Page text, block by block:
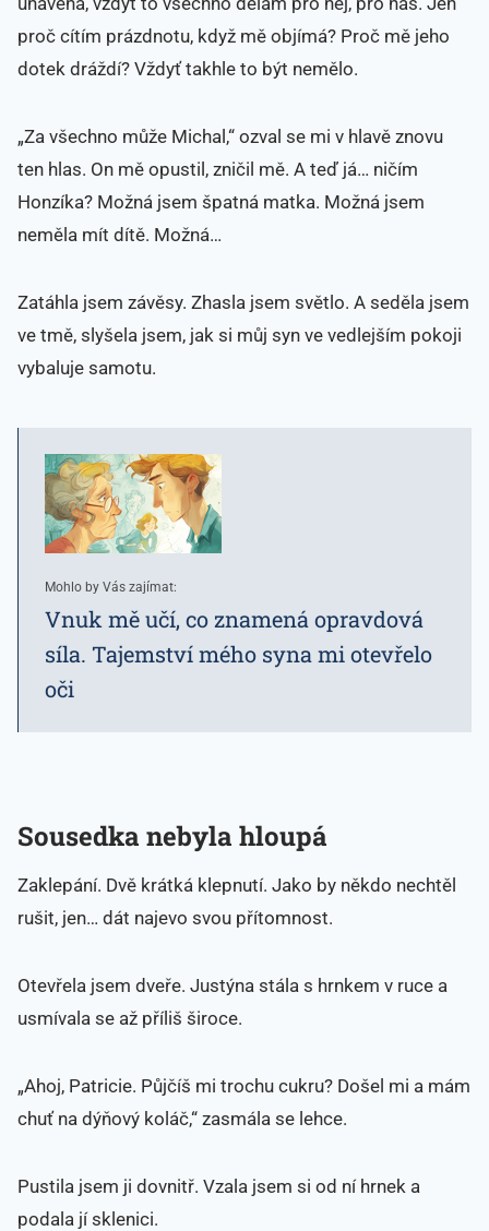
proč cítím prázdnotu, když mě objímá? Proč mě jeho
dotek dráždí? Vždyť takhle to být nemělo.
„Za všechno může Michal,“ ozval se mi v hlavě znovu
ten hlas. On mě opustil, zničil mě. A teď já… ničím
Honzíka? Možná jsem špatná matka. Možná jsem
neměla mít dítě. Možná…
Zatáhla jsem závěsy. Zhasla jsem světlo. A seděla jsem
ve tmě, slyšela jsem, jak si můj syn ve vedlejším pokoji
vybaluje samotu.
Mohlo by Vás zajímat:
Vnuk mě učí, co znamená opravdová
síla. Tajemství mého syna mi otevřelo
oči
Sousedka nebyla hloupá
Zaklepání. Dvě krátká klepnutí. Jako by někdo nechtěl
rušit, jen… dát najevo svou přítomnost.
Otevřela jsem dveře. Justýna stála s hrnkem v ruce a
usmívala se až příliš široce.
„Ahoj, Patricie. Půjčíš mi trochu cukru? Došel mi a mám
chuť na dýňový koláč,“ zasmála se lehce.
Pustila jsem ji dovnitř. Vzala jsem si od ní hrnek a
podala jí sklenici.